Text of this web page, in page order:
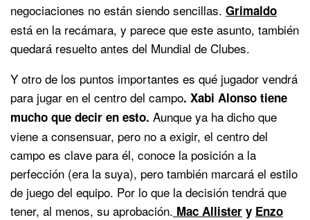
negociaciones no están siendo sencillas. Grimaldo
está en la recámara, y parece que este asunto, también
quedará resuelto antes del Mundial de Clubes.
Y otro de los puntos importantes es qué jugador vendrá
para jugar en el centro del campo. Xabi Alonso tiene
mucho que decir en esto. Aunque ya ha dicho que
viene a consensuar, pero no a exigir, el centro del
campo es clave para él, conoce la posición a la
perfección (era la suya), pero también marcará el estilo
de juego del equipo. Por lo que la decisión tendrá que
tener, al menos, su aprobación. Mac Allister y Enzo